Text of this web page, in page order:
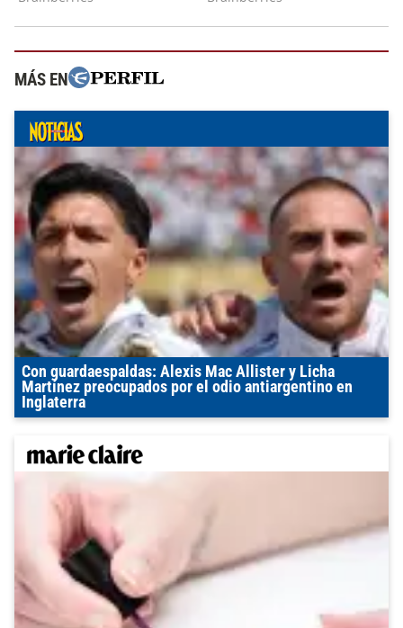
MÁS EN
Con guardaespaldas: Alexis Mac Allister y Licha
Martínez preocupados por el odio antiargentino en
Inglaterra